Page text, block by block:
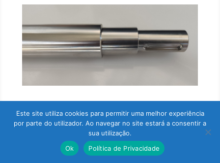
Este site utiliza cookies para permitir uma melhor experiência
por parte do utilizador. Ao navegar no site estará a consentir a
sua utilização.
Ok
Política de Privacidade